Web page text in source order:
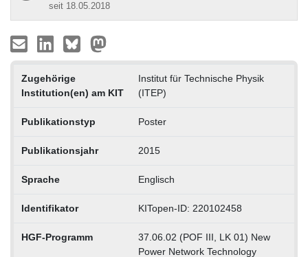
seit 18.05.2018
Zugehörige
Institution(en) am KIT
Institut für Technische Physik
(ITEP)
Publikationstyp Poster
Publikationsjahr 2015
Sprache Englisch
Identifikator KITopen-ID: 220102458
HGF-Programm
37.06.02 (POF III, LK 01) New
Power Network Technology